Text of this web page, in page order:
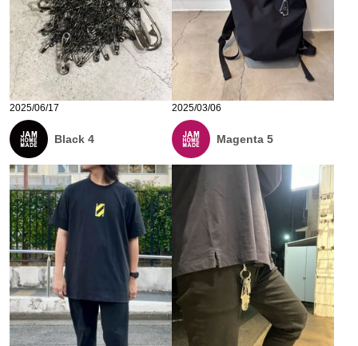
2025/06/17
Black 4
2025/03/06
Magenta 5